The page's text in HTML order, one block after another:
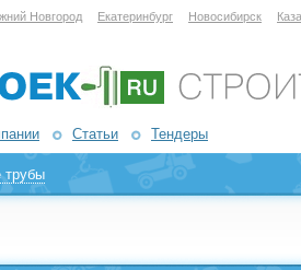
Новгород Екатеринбург Новосибирск
Статьи Тендеры
трубы